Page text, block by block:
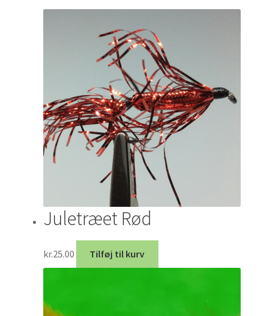
Juletræet Rød
kr.25.00 Tilføj til kurv